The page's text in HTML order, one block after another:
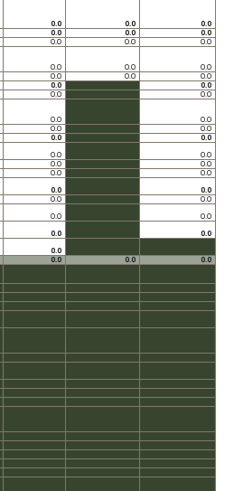
0.0 0.0
0.0
0.0 0.0
0.0
0.0 0.0 0.0
0.0 0.0
0.0
0.0 0.0
0.0
0.0
0.0
0.0 0.0
0.0
0.0
0.0
0.0
0.0
0.0
0.0
0.0
0.0
0.0
0.0
0.0
0.0
0.0
0.0
0.0
0.0
0.0
0.0
0.0
0.0
0.0 0.0
0.0